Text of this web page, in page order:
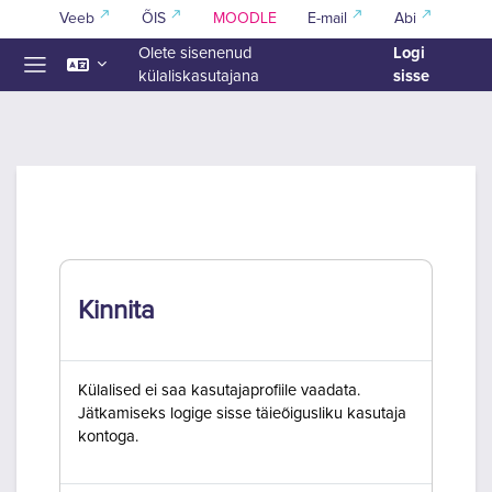
Jäta vahele peasisuni
Veeb ÕIS MOODLE E-mail Abi
Olete sisenenud
külaliskasutajana
Logi
sisse
Kinnita
Külalised ei saa kasutajaprofiile vaadata.
Jätkamiseks logige sisse täieõigusliku kasutaja
kontoga.